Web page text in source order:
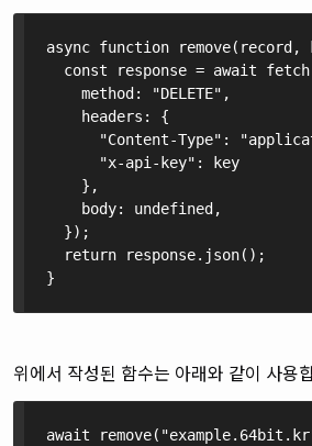
async function remove(record,
const response = await
    method: "DELETE",
    headers: {
"Content-Type":
      "x-api-key": key
    },
    body: undefined,
  });
  return response.json();
}
위에서 작성된 함수는 아래와 같이 사용
await